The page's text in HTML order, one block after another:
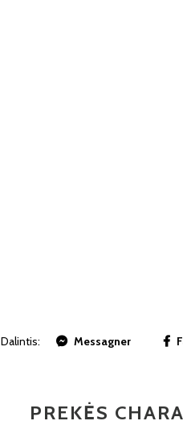
Dalintis: Messagner
PREKĖS